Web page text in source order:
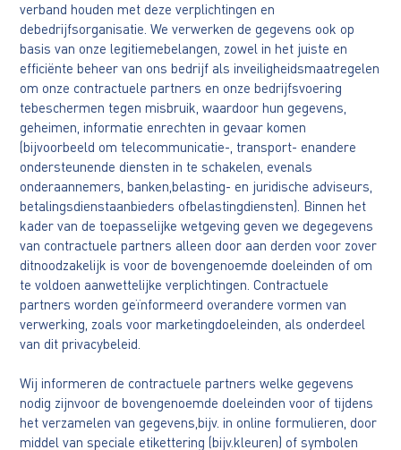
verband houden met deze verplichtingen en
debedrijfsorganisatie. We verwerken de gegevens ook op
basis van onze legitiemebelangen, zowel in het juiste en
efficiënte beheer van ons bedrijf als inveiligheidsmaatregelen
om onze contractuele partners en onze bedrijfsvoering
tebeschermen tegen misbruik, waardoor hun gegevens,
geheimen, informatie enrechten in gevaar komen
(bijvoorbeeld om telecommunicatie-, transport- enandere
ondersteunende diensten in te schakelen, evenals
onderaannemers, banken,belasting- en juridische adviseurs,
betalingsdienstaanbieders ofbelastingdiensten). Binnen het
kader van de toepasselijke wetgeving geven we degegevens
van contractuele partners alleen door aan derden voor zover
ditnoodzakelijk is voor de bovengenoemde doeleinden of om
te voldoen aanwettelijke verplichtingen. Contractuele
partners worden geïnformeerd overandere vormen van
verwerking, zoals voor marketingdoeleinden, als onderdeel
van dit privacybeleid.
Wij informeren de contractuele partners welke gegevens
nodig zijnvoor de bovengenoemde doeleinden voor of tijdens
het verzamelen van gegevens,bijv. in online formulieren, door
middel van speciale etikettering (bijv.kleuren) of symbolen